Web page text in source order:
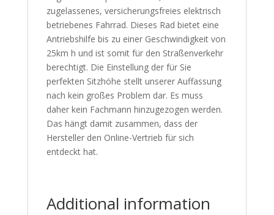
zugelassenes, versicherungsfreies elektrisch
betriebenes Fahrrad. Dieses Rad bietet eine
Antriebshilfe bis zu einer Geschwindigkeit von
25km h und ist somit für den Straßenverkehr
berechtigt. Die Einstellung der für Sie
perfekten Sitzhöhe stellt unserer Auffassung
nach kein großes Problem dar. Es muss
daher kein Fachmann hinzugezogen werden.
Das hängt damit zusammen, dass der
Hersteller den Online-Vertrieb für sich
entdeckt hat.
Additional information